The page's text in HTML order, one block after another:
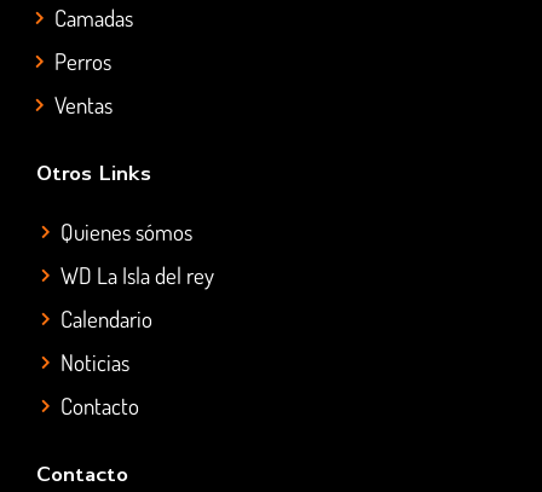
Camadas
Perros
Ventas
Otros Links
Quienes sómos
WD La Isla del rey
Calendario
Noticias
Contacto
Contacto